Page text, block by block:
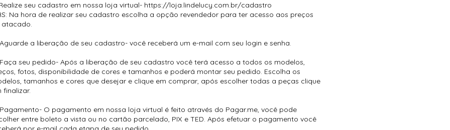
seu cadastro em nossa loja virtual- https://loja.lindelucy.com.br/cadastro
Na hora de realizar seu cadastro escolha a opção revendedor para ter acesso aos preços
atacado.
a liberação de seu cadastro- você receberá um e-mail com seu login e senha.
seu pedido- Após a liberação de seu cadastro você terá acesso a todos os modelos,
fotos, disponibilidade de cores e tamanhos e poderá montar seu pedido. Escolha os
tamanhos e cores que desejar e clique em comprar, após escolher todas a peças clique
finalizar.
O pagamento em nossa loja virtual é feito através do Pagar.me, você pode
entre boleto a vista ou no cartão parcelado, PIX e TED. Após efetuar o pagamento você